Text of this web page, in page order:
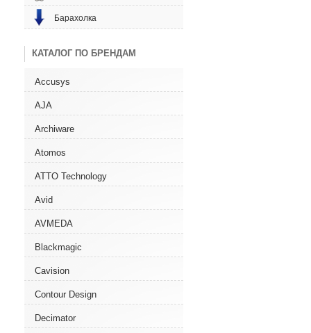
Барахолка
КАТАЛОГ ПО БРЕНДАМ
Accusys
AJA
Archiware
Atomos
ATTO Technology
Avid
AVMEDA
Blackmagic
Cavision
Contour Design
Decimator